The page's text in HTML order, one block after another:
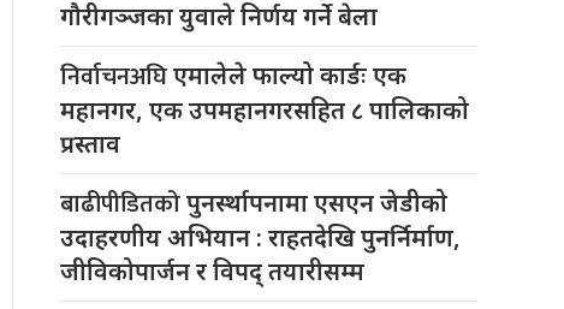
गौरीगञ्जका युवाले निर्णय गर्ने बेला
निर्वाचनअघिएमालेले फाल्यो कार्डः एक
महानगर, एक उपमहानगरसहित ८ पालिकाको
प्रस्ताव
बाढीपीडितकोपुनर्स्थापनामा एसएन जेडीको
उदाहरणीय अभियान : राहतदेखि पुनर्निर्माण,
जीविकोपार्जन र विपद् तयारीसम्म